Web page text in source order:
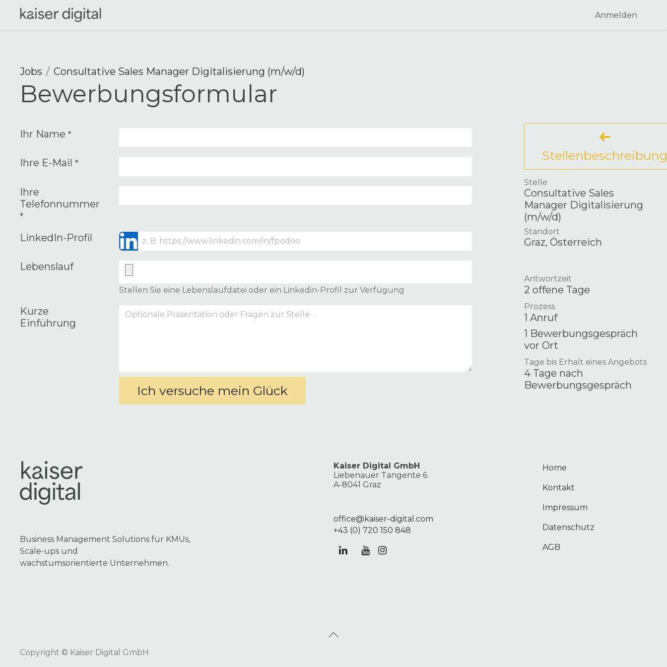
Zum Inhalt springen
Anmelden
Jobs Consultative Sales Manager Digitalisierung (m/w/d)
Bewerbungsformular
Ihr Name *
Ihre E-Mail *
Ihre
Telefonnummer
*
LinkedIn-Profil
Lebenslauf
Stellen Sie eine Lebenslaufdatei oder ein Linkedin-Profil zur Verfügung
Kurze
Einführung
Ich versuche mein Glück
Stellenbeschreibung
Stelle
Consultative Sales
Manager Digitalisierung
(m/w/d)
Standort
Graz, Österreich
Antwortzeit
2 offene Tage
Prozess
1 Anruf
1 Bewerbungsgespräch
vor Ort
Tage bis Erhalt eines Angebots
4 Tage nach
Bewerbungsgespräch
Home
Kontakt
Impressum
Datenschutz
AGB
Business Management Solutions für KMUs,
Scale-ups und
wachstumsorientierte Unternehmen.
Kaiser Digital GmbH
Liebenauer Tangente 6
A-8041 Graz
office@kaiser-digital.com
+43 (0) 720 150 848
Copyright © Kaiser Digital GmbH